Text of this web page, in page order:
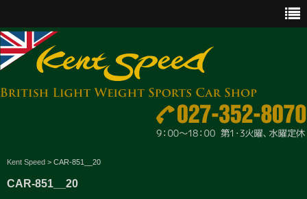
CAR SALES
PARTS
Kent Speed > CAR-851__20
CAR-851__20